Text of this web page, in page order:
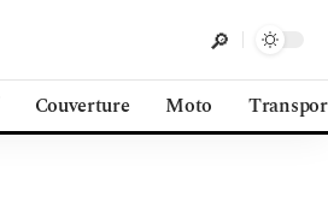
Couverture Moto